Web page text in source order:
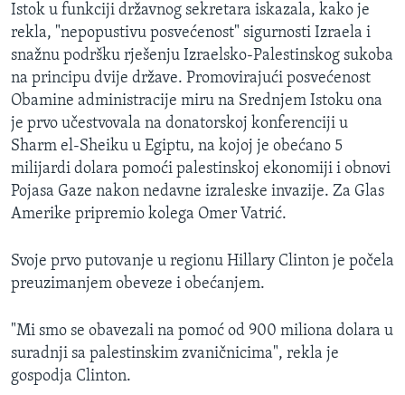
SLOBODA MEDIJA
ŽENSKA STRANA
IZBJEGLIČKA STRANA
MAGAZIN
O GLASU AMERIKE
Learning English
Jezici
Istok u funkciji državnog sekretara iskazala, kako je
rekla, "nepopustivu posvećenost" sigurnosti Izraela i
snažnu podršku rješenju Izraelsko-Palestinskog sukoba
na principu dvije države. Promovirajući posvećenost
Obamine administracije miru na Srednjem Istoku ona
je prvo učestvovala na donatorskoj konferenciji u
Sharm el-Sheiku u Egiptu, na kojoj je obećano 5
milijardi dolara pomoći palestinskoj ekonomiji i obnovi
Pojasa Gaze nakon nedavne izraleske invazije. Za Glas
Amerike pripremio kolega Omer Vatrić.
Svoje prvo putovanje u regionu Hillary Clinton je počela
preuzimanjem obeveze i obećanjem.
"Mi smo se obavezali na pomoć od 900 miliona dolara u
suradnji sa palestinskim zvaničnicima", rekla je
gospodja Clinton.